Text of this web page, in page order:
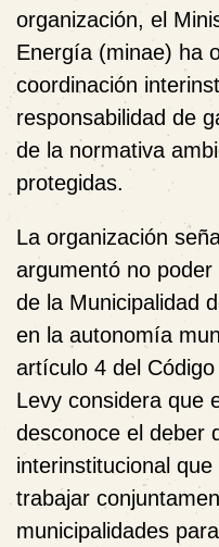
organización, el
Energía (minae) ha
coordinación
responsabilidad de
de la normativa
protegidas.
La organización
argumentó no
de la Municipalidad
en la autonomía
artículo 4 del
Levy considera que
desconoce el deber
interinstitucional
trabajar
municipalidades